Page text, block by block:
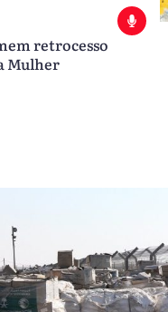
retrocesso
Mulher